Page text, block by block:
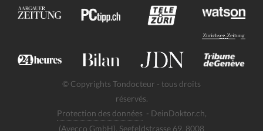
© Copyrights Tondocteur - tous droits
réservés.
Protection des données - DeinDoktor.ch,
(Avecco GmbH), Seefeldstrasse 69, 8008